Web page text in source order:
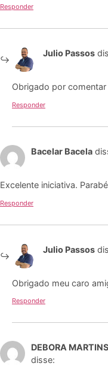
Responder
Julio Passos
Obrigado por
Responder
Bacelar Bacela
Excelente iniciativa.
Responder
Julio Passos
Obrigado meu caro
Responder
DEBORA
disse: